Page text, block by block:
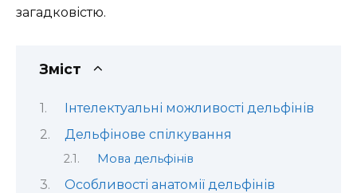
загадковістю.
Зміст
Інтелектуальні можливості дельфінів
Дельфінове спілкування
Мова дельфінів
Особливості анатомії дельфінів